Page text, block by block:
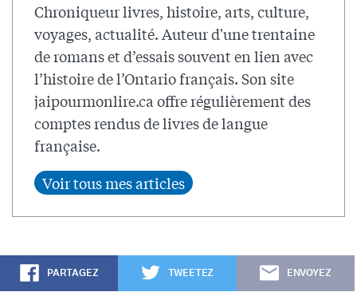
Chroniqueur livres, histoire, arts, culture,
voyages, actualité. Auteur d'une trentaine
de romans et d’essais souvent en lien avec
l’histoire de l’Ontario français. Son site
jaipourmonlire.ca offre régulièrement des
comptes rendus de livres de langue
française.
PARTAGEZ TWEETEZ ENVOYEZ